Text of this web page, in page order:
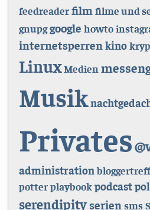
feedreaderfilm filme und
gnupggoogle howto
internetsperren kino
LinuxMedien
Musik
Privates
administration
potterplaybookpodcast
serendipityserien sms